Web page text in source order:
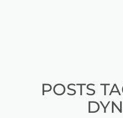
POSTS